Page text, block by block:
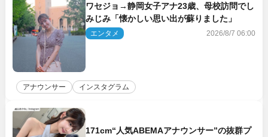
ワセジョ→静岡女子アナ23歳、母校訪問でし
みじみ「懐かしい思い出が蘇りました」
エンタメ 2026/8/7 06:00
アナウンサー インスタグラム
171cm“人気ABEMAアナウンサー”の抜群プ